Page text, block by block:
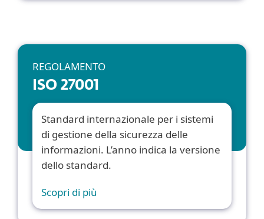
REGOLAMENTO
ISO 27001
Standard internazionale per i sistemi
di gestione della sicurezza delle
informazioni. L’anno indica la versione
dello standard.
Scopri di più